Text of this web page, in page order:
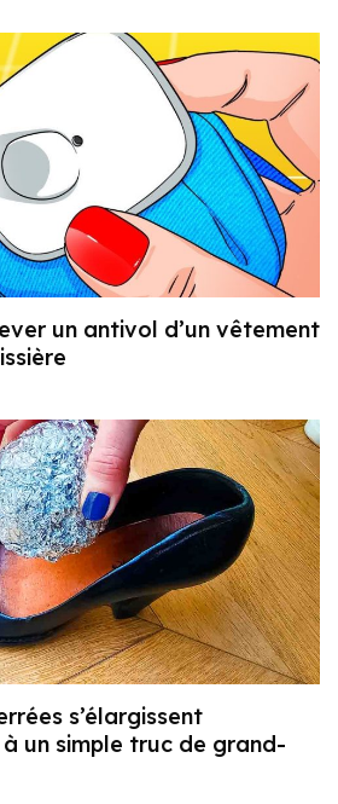
un antivol d’un vêtement
s’élargissent
un simple truc de grand-